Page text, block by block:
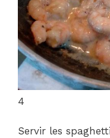
4
Servir les